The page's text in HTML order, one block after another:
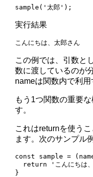
実行結果
この例では、引数と
数に渡しているのが
nameは関数内で利用
もう1つ関数の重要
す。
これはreturnを使う
ます。次のサンプル
const sample =
return 'こんにちは
}